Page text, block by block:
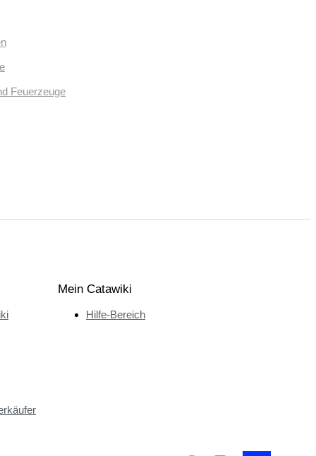
Feuerzeuge
Mein Catawiki
Hilfe-Bereich